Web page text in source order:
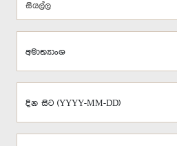
සියල්ල
අමාත්‍යාංශ
දින සිට (YYYY-MM-DD)